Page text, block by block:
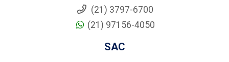
(21) 3797-6700
(21) 97156-4050
SAC